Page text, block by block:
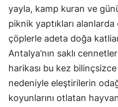
yayla, kamp kuran ve
piknik yaptıkları alanlarda
çöplerle adeta doğa
Antalya’nın saklı
harikası bu kez bilinçsizce
nedeniyle eleştirilerin
koyunlarını otlatan